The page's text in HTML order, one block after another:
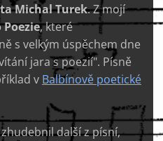
Michal Turek. Z mojí
Poezie, které
s velkým úspěchem dne
jara s poezií". Písně
v Balbínově poetické
další z písní,